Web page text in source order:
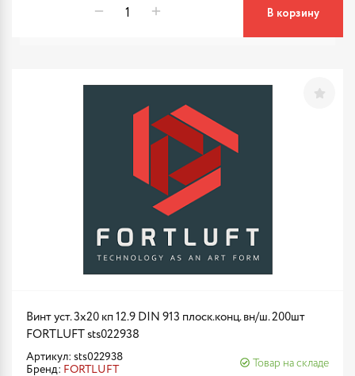
В корзину
Винт уст. 3х20 кп 12.9 DIN 913 плоск.конц. вн/ш. 200шт
FORTLUFT sts022938
Артикул: sts022938
Бренд: FORTLUFT
Товар на складе